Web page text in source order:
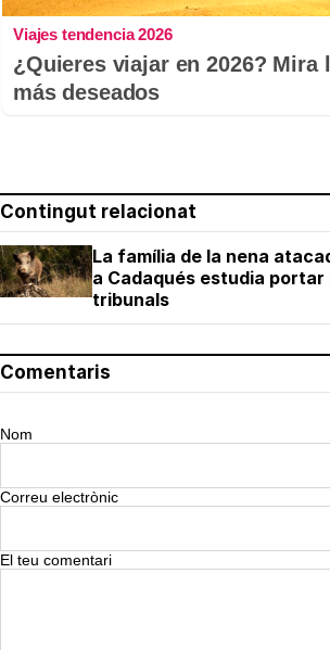
Viajes tendencia 2026
¿Quieres viajar en 2026? Mira
más deseados
Contingut relacionat
La família de la nena
a Cadaqués estudia portar
tribunals
Comentaris
Nom
Correu electrònic
El teu comentari